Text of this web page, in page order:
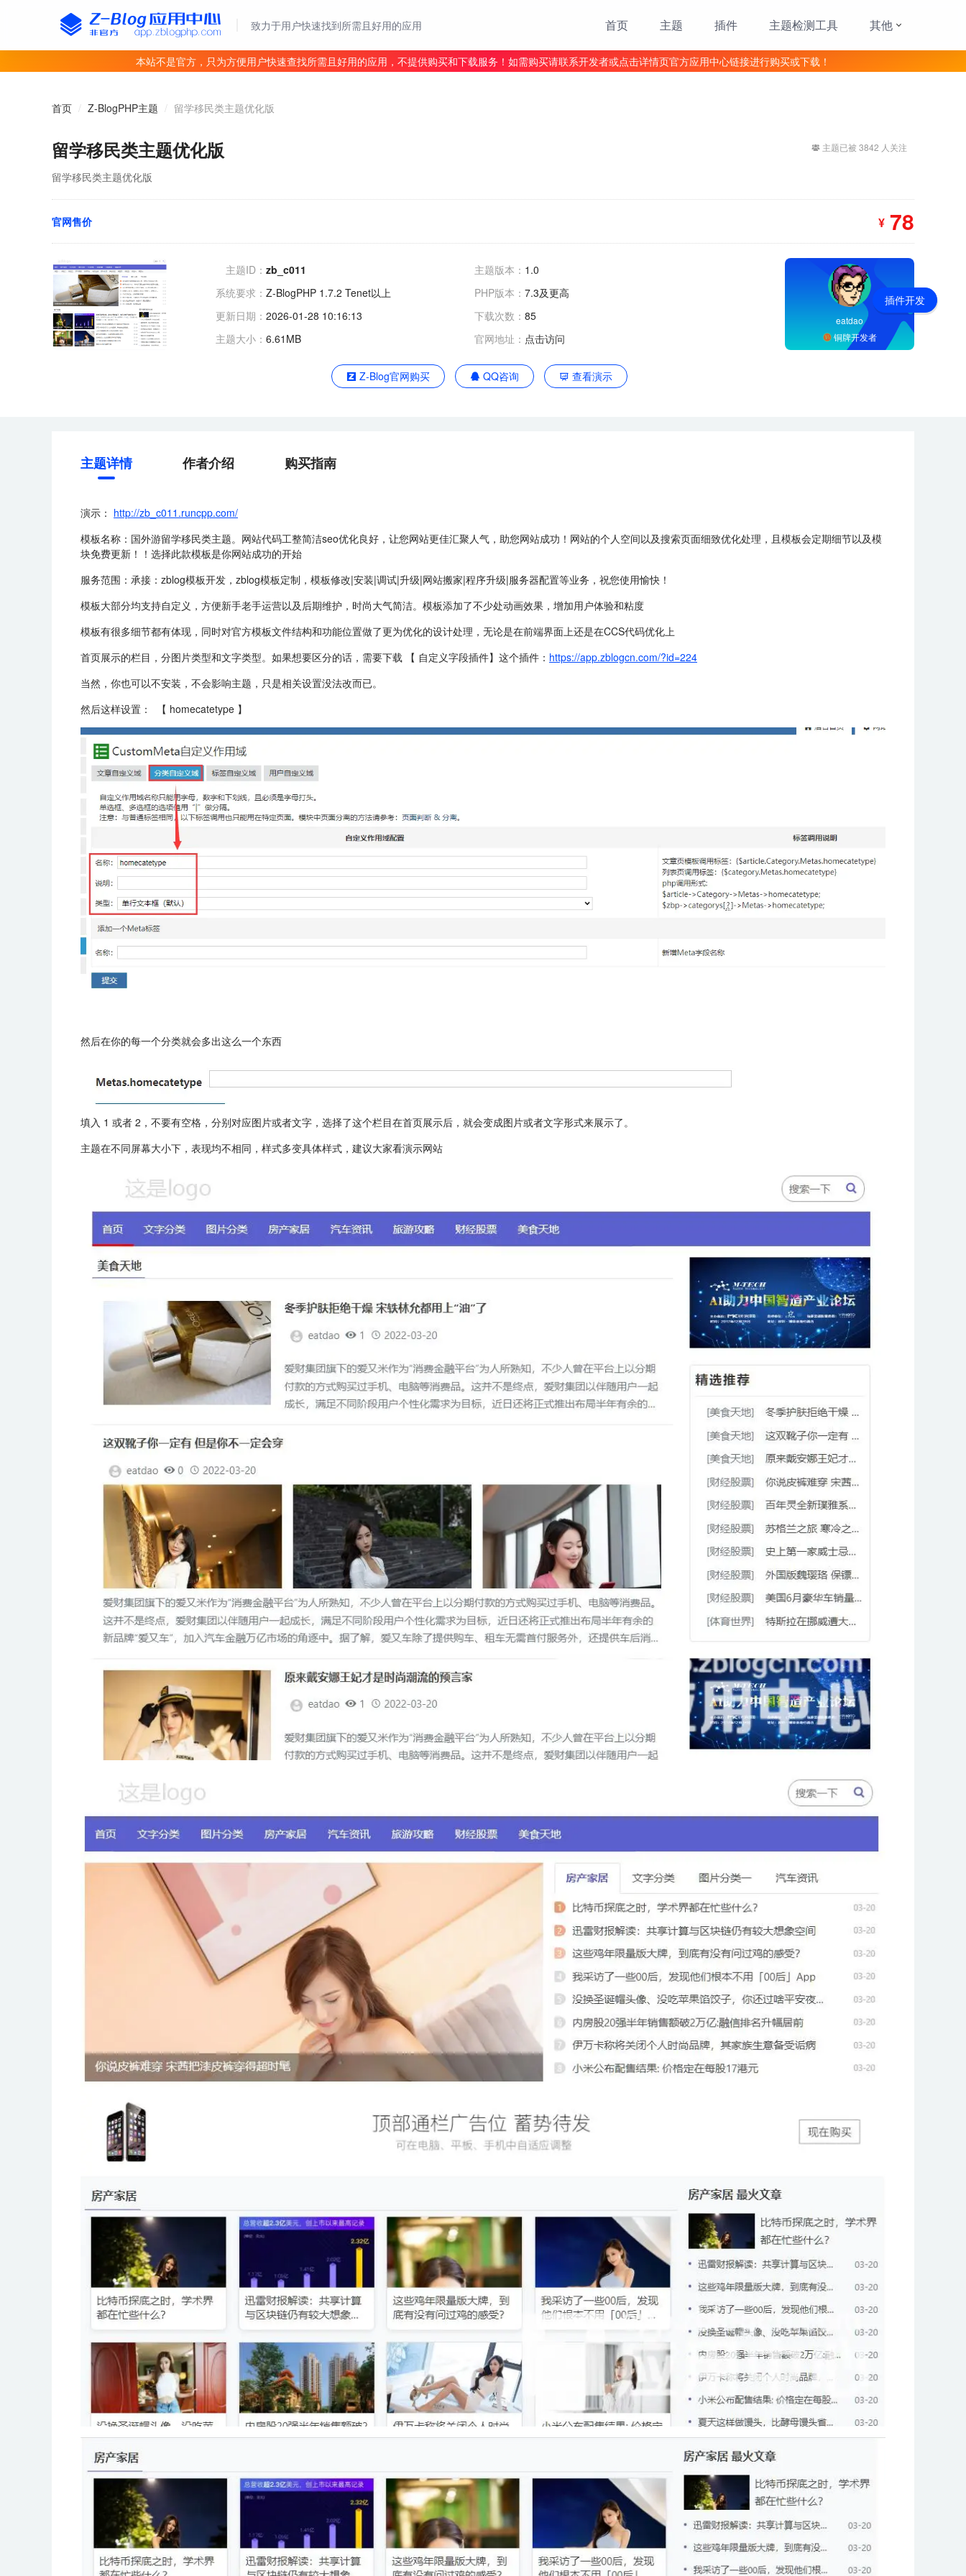
致力于用户快速找到所需且好用的应用 首页 主题 插件 主题检测工具 其他
本站不是官方，只为方便用户快速查找所需且好用的应用，不提供购买和下载服务！如需购买请联系开发者或点击详情页官方应用中心链接进行购买或下载！
首页 / Z-BlogPHP主题 / 留学移民类主题优化版
留学移民类主题优化版 主题已被 3842 人关注
留学移民类主题优化版
¥ 78
官网售价
主题ID：zb_c011 主题版本： 1.0
系统要求：Z-BlogPHP 1.7.2 Tenet以上 PHP版本：7.3及更高
更新日期：2026-01-28 10:16:13 下载次数：85
主题大小：6.61MB 官网地址： 点击访问
eatdao
铜牌开发者
Z-Blog官网购买 QQ咨询 查看演示
主题详情 作者介绍 购买指南
演示： http://zb_c011.runcpp.com/
模板名称：国外游留学移民类主题。网站代码工整简洁seo优化良好，让您网站更佳汇聚人气，助您网站成功！网站的个人空间以及搜索页面细致优化处理，且模板会定期细节以及模
块免费更新！！选择此款模板是你网站成功的开始
服务范围：承接：zblog模板开发，zblog模板定制，模板修改|安装|调试|升级|网站搬家|程序升级|服务器配置等业务，祝您使用愉快！
模板大部分均支持自定义，方便新手老手运营以及后期维护，时尚大气简洁。模板添加了不少处动画效果，增加用户体验和粘度
模板有很多细节都有体现，同时对官方模板文件结构和功能位置做了更为优化的设计处理，无论是在前端界面上还是在CCS代码优化上
首页展示的栏目，分图片类型和文字类型。如果想要区分的话，需要下载 【 自定义字段插件】这个插件： https://app.zblogcn.com/?id=224
当然，你也可以不安装，不会影响主题，只是相关设置没法改而已。
然后这样设置： 【 homecatetype 】
然后在你的每一个分类就会多出这么一个东西
填入 1 或者 2，不要有空格，分别对应图片或者文字，选择了这个栏目在首页展示后，就会变成图片或者文字形式来展示了。
主题在不同屏幕大小下，表现均不相同，样式多变具体样式，建议大家看演示网站
插件开发